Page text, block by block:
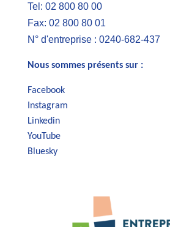
Tel: 02 800 80 00
Fax: 02 800 80 01
N° d'entreprise : 0240-682-437
Nous sommes présents sur :
Facebook
Instagram
Linkedin
YouTube
Bluesky